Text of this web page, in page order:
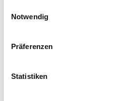
Notwendig
Präferenzen
Statistiken
ZUSATZINFOS
GEFAHRENHINWEISE